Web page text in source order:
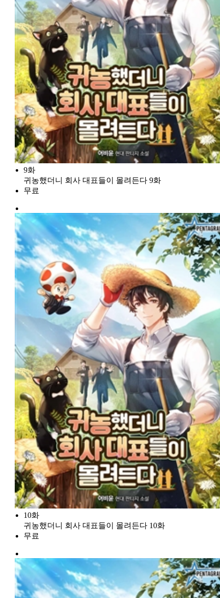
9화
귀농했더니 회사 대표들이 몰려든다 9화
무료
10화
귀농했더니 회사 대표들이 몰려든다 10화
무료